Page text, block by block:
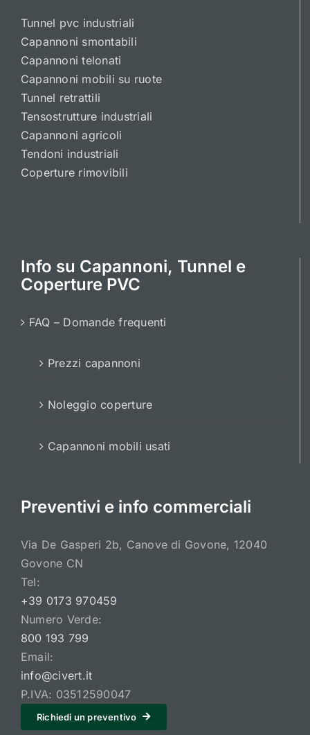
Tunnel pvc industriali
Capannoni smontabili
Capannoni telonati
Capannoni mobili su ruote
Tunnel retrattili
Tensostrutture industriali
Capannoni agricoli
Tendoni industriali
Coperture rimovibili
Info su Capannoni, Tunnel e
Coperture PVC
FAQ – Domande frequenti
Prezzi capannoni
Noleggio coperture
Capannoni mobili usati
Preventivi e info commerciali
Via De Gasperi 2b, Canove di Govone, 12040
Govone CN
Tel:
+39 0173 970459
Numero Verde:
800 193 799
Email:
info@civert.it
P.IVA: 03512590047
Richiedi un preventivo